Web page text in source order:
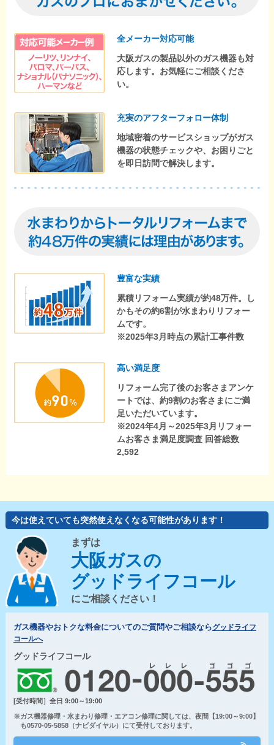
全メーカー対応可能
大阪ガスの製品以外のガス機器も対
応します。お気軽にご相談くださ
い。
充実のアフターフォロー体制
地域密着のサービスショップがガス
機器の状態チェックや、お困りごと
を即日訪問で解決します。
豊富な実績
累積リフォーム実績が約48万件。し
かもその約6割が水まわりリフォー
ムです。
※2025年3月時点の累計工事件数
高い満足度
リフォーム完了後のお客さまアンケ
ートでは、約9割のお客さまにご満
足いただいています。
※2024年4月～2025年3月リフォー
ムお客さま満足度調査 回答総数
2,592
今は使えていても突然使えなくなる可能性があります！
まずは
大阪ガスの
グッドライフコール
にご相談ください！
ガス機器やおトクな料金についてのご質問やご相談ならグッドライフ
コールへ
グッドライフコール
[受付時間］全日 9:00～19:00
※ガス機器修理・水まわり修理・エアコン修理に関しては、夜間【19:00～9:00】
も0570-05-5858（ナビダイヤル）にて受付しております。